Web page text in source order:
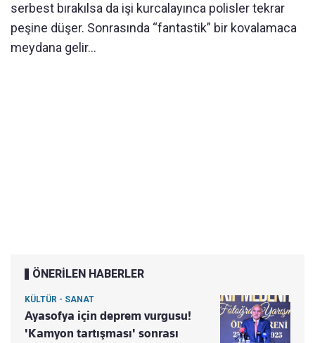
serbest bırakılsa da işi kurcalayınca polisler tekrar
peşine düşer. Sonrasında “fantastik” bir kovalamaca
meydana gelir...
ÖNERİLEN HABERLER
KÜLTÜR - SANAT
Ayasofya için deprem vurgusu!
'Kamyon tartışması' sonrası